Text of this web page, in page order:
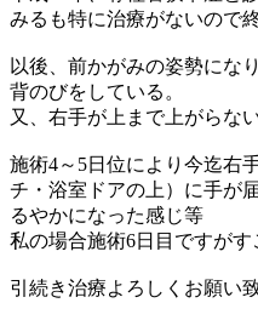
みるも特に治療がないので
以後、前かがみの姿勢にな
背のびをしている。
又、右手が上まで上がらな
施術4～5日位により今迄右
チ・浴室ドアの上）に手が
るやかになった感じ等
私の場合施術6日目ですがす
引続き治療よろしくお願い